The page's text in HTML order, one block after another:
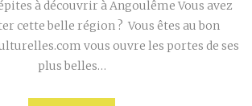
à découvrir à Angoulême Vous avez
cette belle région ? Vous êtes au bon
vous ouvre les portes de ses
plus belles…